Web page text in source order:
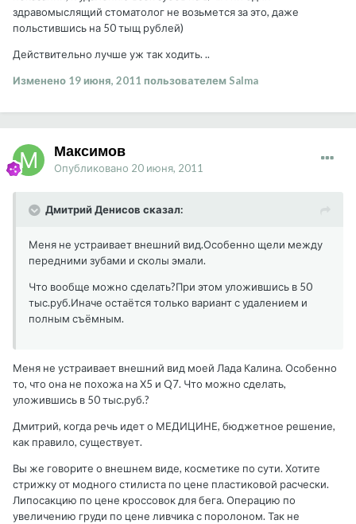
здравомыслящий стоматолог не возьмется за это, даже
польстившись на 50 тыщ рублей)
Действительно лучше уж так ходить. ..
Изменено 19 июня, 2011 пользователем Salma
Максимов
Опубликовано 20 июня, 2011
Дмитрий Денисов сказал:
Меня не устраивает внешний вид.Особенно щели между
передними зубами и сколы эмали.
Что вообще можно сделать?При этом уложившись в 50
тыс.руб.Иначе остаётся только вариант с удалением и
полным съёмным.
Меня не устраивает внешний вид моей Лада Калина. Особенно
то, что она не похожа на Х5 и Q7. Что можно сделать,
уложившись в 50 тыс.руб.?
Дмитрий, когда речь идет о МЕДИЦИНЕ, бюджетное решение,
как правило, существует.
Вы же говорите о внешнем виде, косметике по сути. Хотите
стрижку от модного стилиста по цене пластиковой расчески.
Липосакцию по цене кроссовок для бега. Операцию по
увеличению груди по цене ливчика с поролоном. Так не